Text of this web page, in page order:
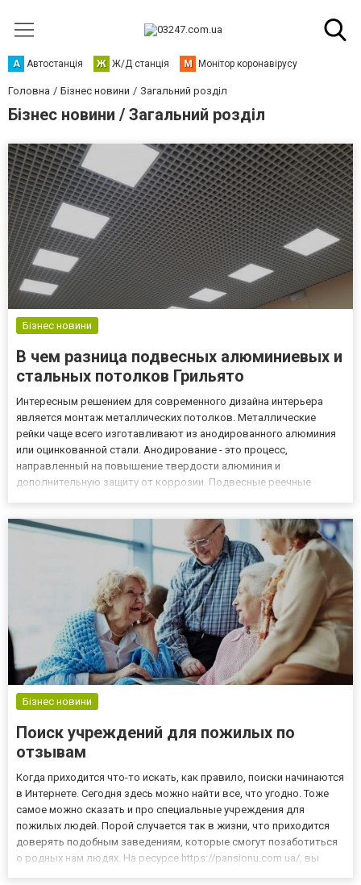
А Автостанція Ж Ж/Д станція М Монітор коронавірусу
Головна Бізнес новини Загальний розділ
Бізнес новини / Загальний розділ
Бізнес новини
В чем разница подвесных алюминиевых и
стальных потолков Грильято
Интересным решением для современного дизайна интерьера
является монтаж металлических потолков. Металлические
рейки чаще всего изготавливают из анодированного алюминия
или оцинкованной стали. Анодирование - это процесс,
направленный на повышение твердости алюминия и
дополнительную защиту от коррозии. Подвесные реечные
грильято обычно имеют оттено...
Бізнес новини
Поиск учреждений для пожилых по
отзывам
Когда приходится что-то искать, как правило, поиски начинаются
в Интернете. Сегодня здесь можно найти все, что угодно. Тоже
самое можно сказать и про специальные учреждения для
пожилых людей. Порой случается так в жизни, что приходится
доверять подобным заведениям, которые смогут позаботиться
о родных нам людях. На ресурсе https://pansionu.com.ua/, вы